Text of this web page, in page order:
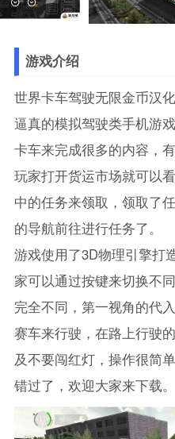
游戏介绍
世界卡车驾驶无限金币汉
逼真的模拟驾驶类手机游
卡车来完成很多的内容，
玩家打开货运市场就可以
中的任务来领取，领取了
的导航前往进行任务了。
游戏使用了3D物理引擎打
家可以通过按键来切换不
完全不同，第一视角的代
赛车来行驶，在路上行驶
及不要闯红灯，操作很简
错过了，欢迎大家来下载。